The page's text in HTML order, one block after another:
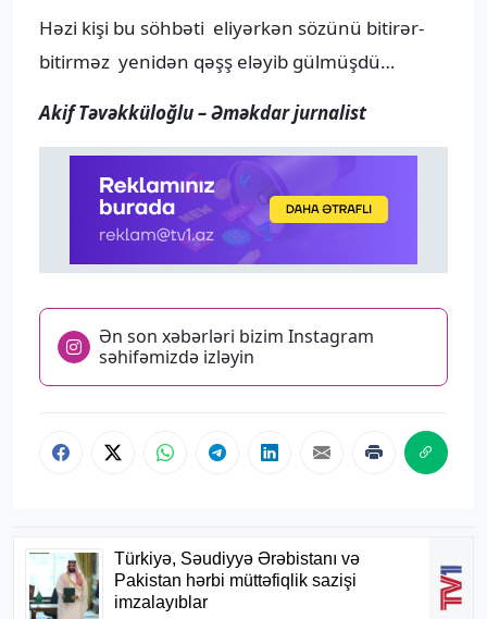
Həzi kişi bu söhbəti eliyərkən sözünü bitirər-
bitirməz yenidən qəşş eləyib gülmüşdü…
Akif Təvəkküloğlu – Əməkdar jurnalist
Ən son xəbərləri bizim Instagram
səhifəmizdə izləyin